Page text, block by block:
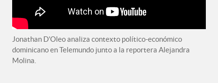
Jonathan D'Oleo analiza contexto político-económico
dominicano en Telemundo junto a la reportera Alejandra
Molina.